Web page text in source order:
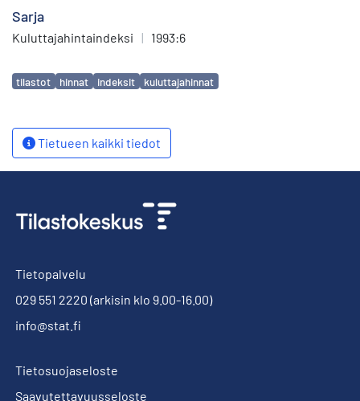
Sarja
Kuluttajahintaindeksi | 1993:6
Avainsanat
tilastot hinnat indeksit kuluttajahinnat
Tietueen kaikki tiedot
Tietopalvelu
029 551 2220 (arkisin klo 9.00-16.00)
info@stat.fi
Tietosuojaseloste
Saavutettavuusseloste